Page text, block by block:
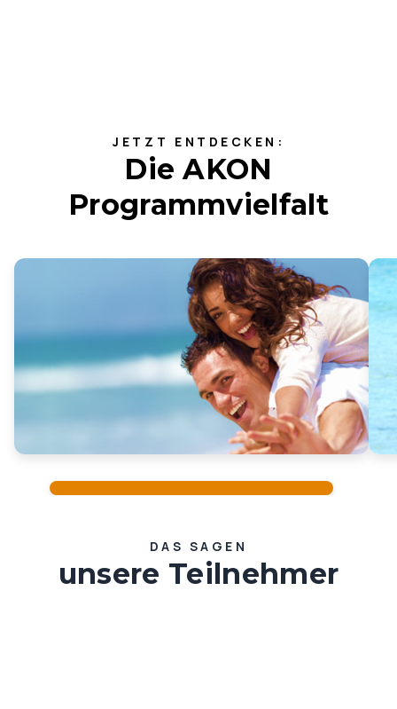
JETZT ENTDECKEN:
Die AKON
Programmvielfalt
DAS SAGEN
unsere Teilnehmer